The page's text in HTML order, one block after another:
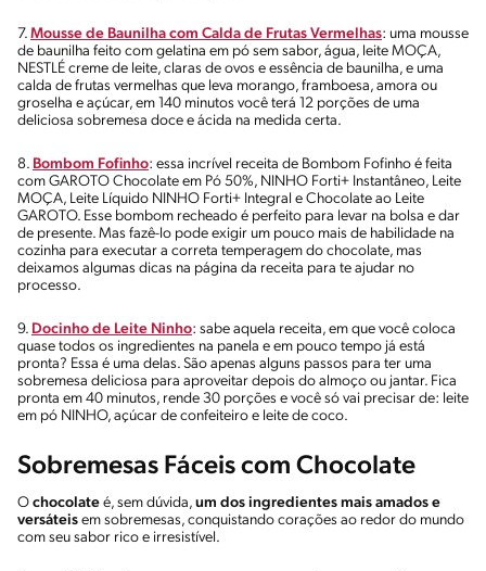
7. Mousse de Baunilha com Calda de Frutas Vermelhas: uma mousse
de baunilha feito com gelatina em pó sem sabor, água, leite MOÇA,
NESTLÉ creme de leite, claras de ovos e essência de baunilha, e uma
calda de frutas vermelhas que leva morango, framboesa, amora ou
groselha e açúcar, em 140 minutos você terá 12 porções de uma
deliciosa sobremesa doce e ácida na medida certa.
8. Bombom Fofinho: essa incrível receita de Bombom Fofinho é feita
com GAROTO Chocolate em Pó 50%, NINHO Forti+ Instantâneo, Leite
MOÇA, Leite Líquido NINHO Forti+ Integral e Chocolate ao Leite
GAROTO. Esse bombom recheado é perfeito para levar na bolsa e dar
de presente. Mas fazê-lo pode exigir um pouco mais de habilidade na
cozinha para executar a correta temperagem do chocolate, mas
deixamos algumas dicas na página da receita para te ajudar no
processo.
9. Docinho de Leite Ninho: sabe aquela receita, em que você coloca
quase todos os ingredientes na panela e em pouco tempo já está
pronta? Essa é uma delas. São apenas alguns passos para ter uma
sobremesa deliciosa para aproveitar depois do almoço ou jantar. Fica
pronta em 40 minutos, rende 30 porções e você só vai precisar de: leite
em pó NINHO, açúcar de confeiteiro e leite de coco.
Sobremesas Fáceis com Chocolate
O chocolate é, sem dúvida, um dos ingredientes mais amados e
versáteis em sobremesas, conquistando corações ao redor do mundo
com seu sabor rico e irresistível.